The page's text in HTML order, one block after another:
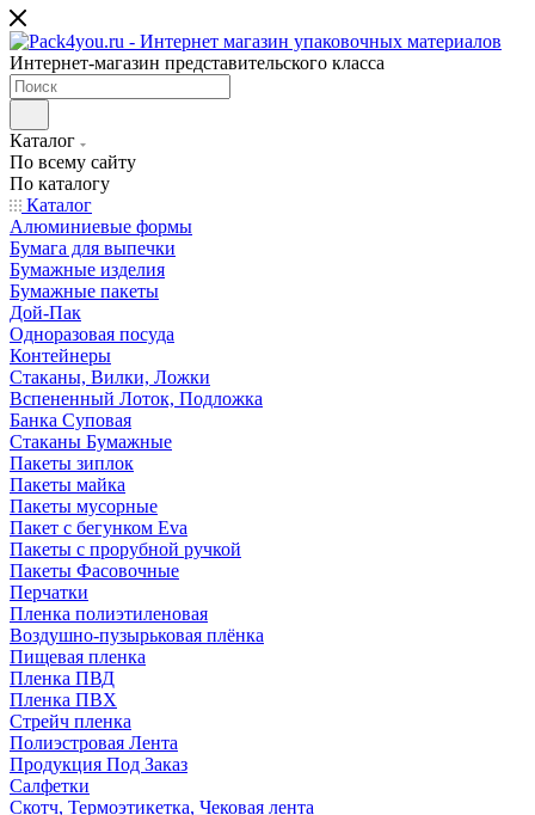
Интернет-магазин представительского класса
Каталог
По всему сайту
По каталогу
Каталог
Алюминиевые формы
Бумага для выпечки
Бумажные изделия
Бумажные пакеты
Дой-Пак
Одноразовая посуда
Контейнеры
Стаканы, Вилки, Ложки
Вспененный Лоток, Подложка
Банка Суповая
Стаканы Бумажные
Пакеты зиплок
Пакеты майка
Пакеты мусорные
Пакет с бегунком Eva
Пакеты с прорубной ручкой
Пакеты Фасовочные
Перчатки
Пленка полиэтиленовая
Воздушно-пузырьковая плёнка
Пищевая пленка
Пленка ПВД
Пленка ПВХ
Стрейч пленка
Полиэстровая Лента
Продукция Под Заказ
Салфетки
Скотч, Термоэтикетка, Чековая лента